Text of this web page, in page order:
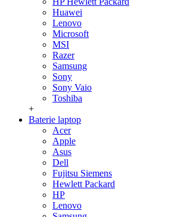
Huawei
Lenovo
Microsoft
MSI
Razer
Samsung
Sony
Sony Vaio
Toshiba
+
Baterie laptop
Acer
Apple
Asus
Dell
Fujitsu Siemens
Hewlett Packard
HP
Lenovo